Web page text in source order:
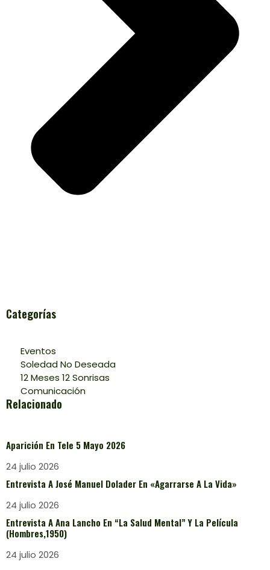
Categorías
Eventos
Soledad No Deseada
12 Meses 12 Sonrisas
Comunicación
Relacionado
Aparición En Tele 5 Mayo 2026
24 julio 2026
Entrevista A José Manuel Dolader En «Agarrarse A La Vida»
24 julio 2026
Entrevista A Ana Lancho En “La Salud Mental” Y La Película
(Hombres,1950)
24 julio 2026